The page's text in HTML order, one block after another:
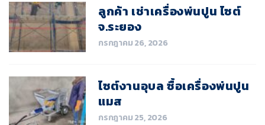
กรกฎาคม 26, 2026
ลูกค้า เช่าเครื่องพ่นปูน ไซต์
จ.ระยอง
กรกฎาคม 25, 2026
ไซต์งานอุบล ซื้อเครื่องพ่นปูน
แมส